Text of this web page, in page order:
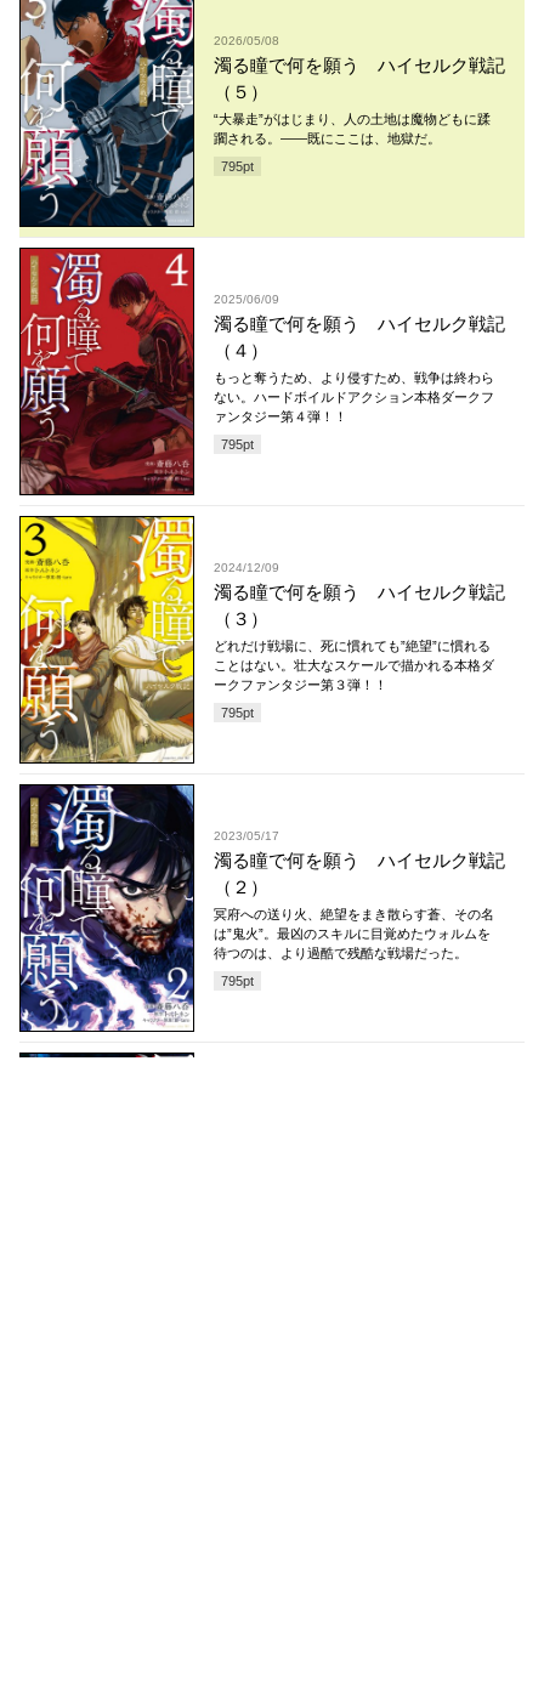
2026/05/08
濁る瞳で何を願う ハイセルク戦記
（５）
“大暴走”がはじまり、人の土地は魔物どもに蹂
躙される。――既にここは、地獄だ。
795pt
2025/06/09
濁る瞳で何を願う ハイセルク戦記
（４）
もっと奪うため、より侵すため、戦争は終わら
ない。ハードボイルドアクション本格ダークフ
ァンタジー第４弾！！
795pt
2024/12/09
濁る瞳で何を願う ハイセルク戦記
（３）
どれだけ戦場に、死に慣れても”絶望”に慣れる
ことはない。壮大なスケールで描かれる本格ダ
ークファンタジー第３弾！！
795pt
2023/05/17
濁る瞳で何を願う ハイセルク戦記
（２）
冥府への送り火、絶望をまき散らす蒼、その名
は”鬼火”。最凶のスキルに目覚めたウォルムを
待つのは、より過酷で残酷な戦場だった。
795pt